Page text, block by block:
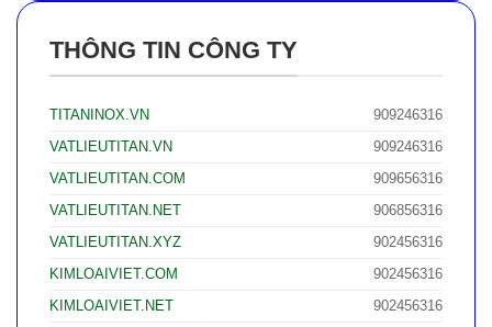
THÔNG TIN CÔNG TY
TITANINOX.VN
909246316
VATLIEUTITAN.VN
909246316
VATLIEUTITAN.COM
909656316
VATLIEUTITAN.NET
906856316
VATLIEUTITAN.XYZ
902456316
KIMLOAIVIET.COM
902456316
KIMLOAIVIET.NET
902456316